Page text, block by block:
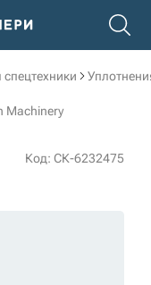
Machinery
Код: СК-6232475